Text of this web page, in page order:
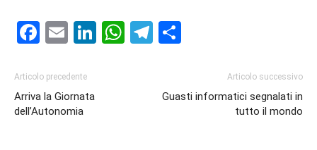
Facebook
EmailLinkedIn
WhatsApp
Telegram
Articolo precedente
Arriva la Giornata
dell’Autonomia
Articolo successivo
Guasti informatici segnalati in
tutto il mondo